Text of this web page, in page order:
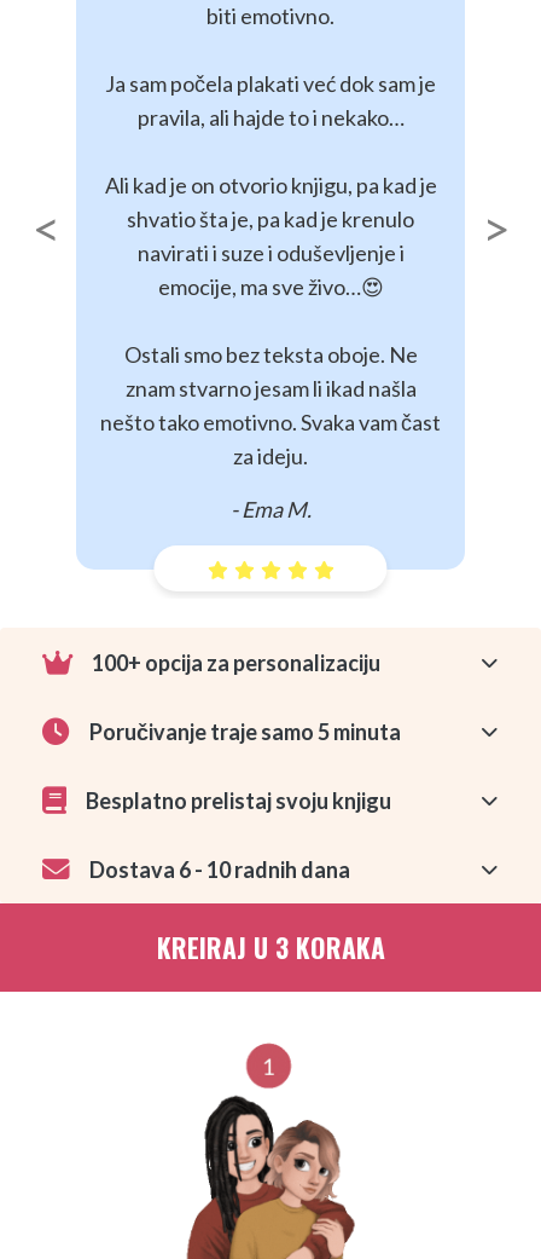
biti emotivno.
Ja sam počela plakati već dok sam je
pravila, ali hajde to i nekako…
kad je on otvorio knjigu, pa kad je
shvatio šta je, pa kad je krenulo
navirati i suze i oduševljenje i
emocije, ma sve živo…😍
Ostali smo bez teksta oboje. Ne
znam stvarno jesam li ikad našla
tako emotivno. Svaka vam čast
Previous
100+ opcija za personalizaciju
Poručivanje traje samo 5 minuta
Besplatno prelistaj svoju knjigu
Dostava 6 - 10 radnih dana
KREIRAJ U 3 KORAKA